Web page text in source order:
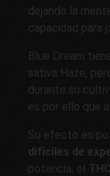
dejando la
capacidad para
Blue Dream
sativa Haze,
durante su
es por ello que
Su efecto es
difíciles de
potencia; el THC